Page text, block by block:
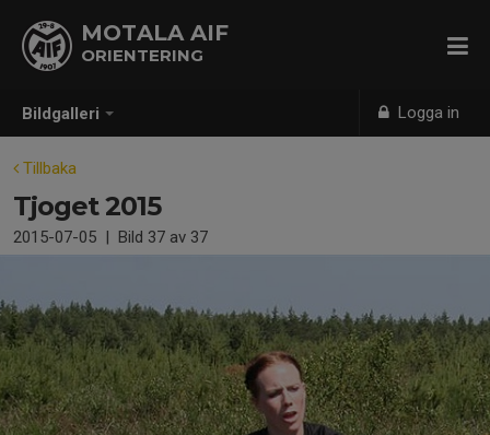
Bildgalleri Logga in
MOTALA AIF
ORIENTERING
Tillbaka
Tjoget 2015
2015-07-05 | Bild 37 av 37